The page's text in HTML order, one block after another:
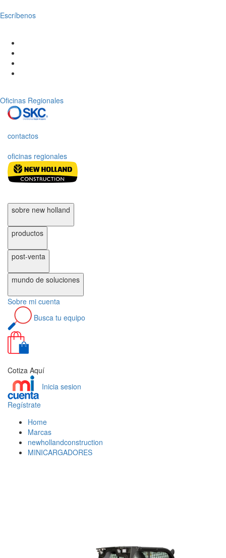
Escríbenos
Oficinas Regionales
contactos
oficinas regionales
sobre new holland
productos
post-venta
mundo de soluciones
Sobre mi cuenta
Busca tu equipo
Cotiza Aquí
Inicia sesion
Regístrate
Home
Marcas
newhollandconstruction
MINICARGADORES